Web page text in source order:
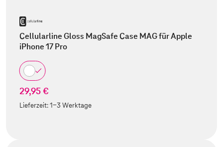
Cellularline Gloss MagSafe Case MAG für Apple
iPhone 17 Pro
29,95 €
Lieferzeit:1-3 Werktage